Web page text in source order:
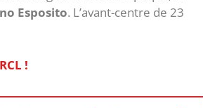
Esposito. L’avant-centre de 23
!